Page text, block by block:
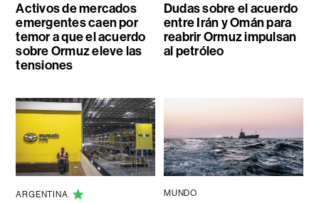
Activos de mercados
emergentes caen por
temor a que el acuerdo
sobre Ormuz eleve las
tensiones
Dudas sobre el acuerdo
entre Irán y Omán para
reabrir Ormuz impulsan
al petróleo
ARGENTINA MUNDO